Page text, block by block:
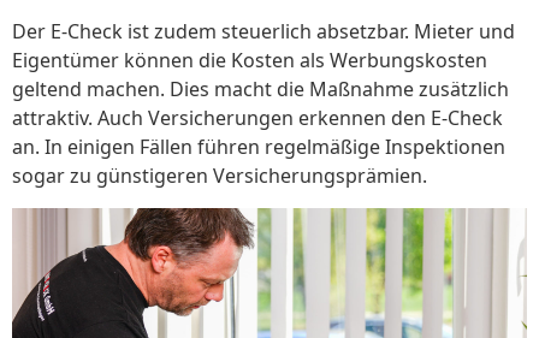
Der E-Check ist zudem steuerlich absetzbar. Mieter und
Eigentümer können die Kosten als Werbungskosten
geltend machen. Dies macht die Maßnahme zusätzlich
attraktiv. Auch Versicherungen erkennen den E-Check
an. In einigen Fällen führen regelmäßige Inspektionen
sogar zu günstigeren Versicherungsprämien.